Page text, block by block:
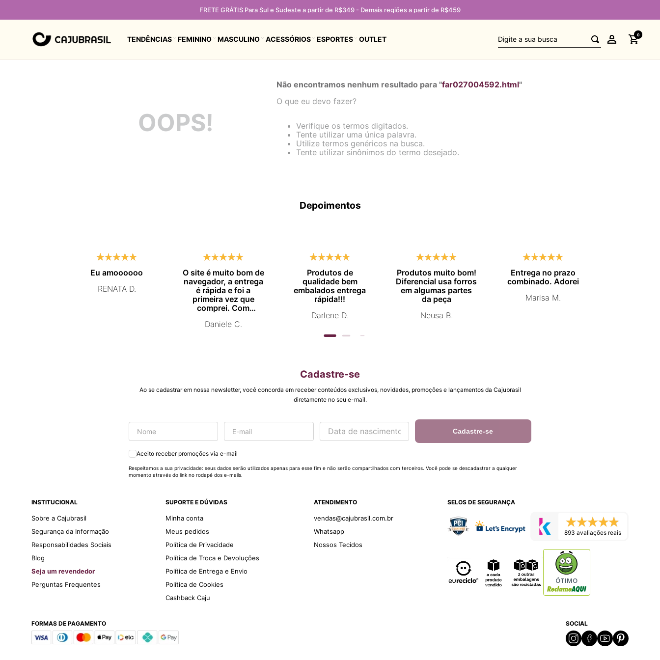
FRETE GRÁTIS Para Sul e Sudeste a partir de R$349 - Demais regiões a partir de R$459
TENDÊNCIAS FEMININO MASCULINO ACESSÓRIOS ESPORTES OUTLET Digite a sua busca 0
OOPS!
Não encontramos nenhum resultado para "far027004592.html"
O que eu devo fazer?
Verifique os termos digitados.
Tente utilizar uma única palavra.
Utilize termos genéricos na busca.
Tente utilizar sinônimos do termo desejado.
Depoimentos
Eu amoooooo
RENATA D.
O site é muito bom de
navegador, a entrega
é rápida e foi a
primeira vez que
comprei. Com
novamente.
Daniele C.
Produtos de
qualidade bem
embalados entrega
rápida!!!
Darlene D.
Produtos muito bom!
Diferencial usa forros
em algumas partes
da peça
Neusa B.
Entrega no prazo
combinado. Adorei
Marisa M.
Cadastre-se
Ao se cadastrar em nossa newsletter, você concorda em receber conteúdos exclusivos, novidades, promoções e lançamentos da Cajubrasil
diretamente no seu e-mail.
Cadastre-se
Aceito receber promoções via e-mail
Respeitamos a sua privacidade: seus dados serão utilizados apenas para esse fim e não serão compartilhados com terceiros. Você pode se descadastrar a qualquer
momento através do link no rodapé dos e-mails.
INSTITUCIONAL
Sobre a Cajubrasil
Segurança da Informação
Responsabilidades Sociais
Blog
Seja um revendedor
Perguntas Frequentes
SUPORTE E DÚVIDAS
Minha conta
Meus pedidos
Política de Privacidade
Política de Troca e Devoluções
Política de Entrega e Envio
Política de Cookies
Cashback Caju
ATENDIMENTO
vendas@cajubrasil.com.br
Whatsapp
Nossos Tecidos
SELOS DE SEGURANÇA
893 avaliações reais
ÓTIMO
FORMAS DE PAGAMENTO SOCIAL